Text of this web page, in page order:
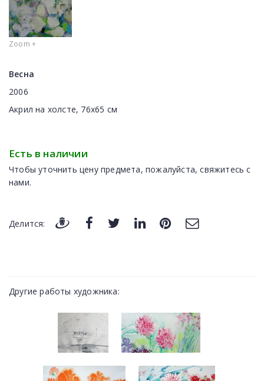
Zoom +
Весна
2006
Акрил на холсте, 76x65 см
Есть в наличии
Чтобы уточнить цену предмета, пожалуйста, свяжитесь с
нами.
Делится:
Другие работы художника: